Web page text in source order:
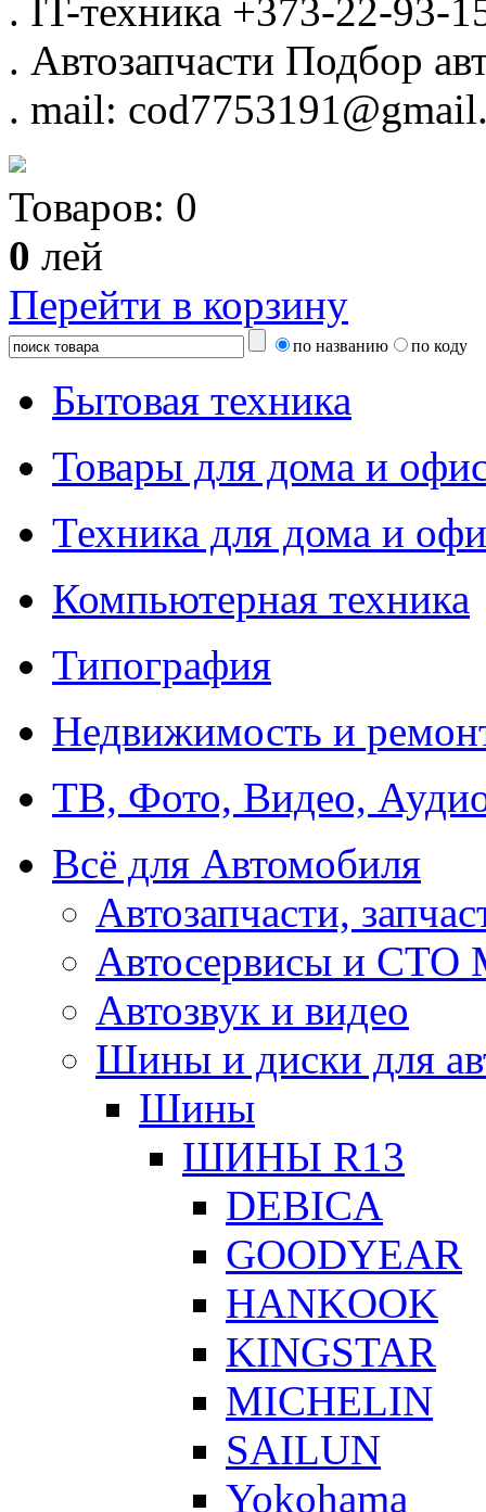
. IT-техника +373-22-93-
. Автозапчасти Подбор
. mail:
Товаров: 0
0 лей
Перейти в корзину
по названию по коду
Бытовая техника
Товары для дома и
Техника для дома и
Компьютерная техника
Типография
Недвижимость и
ТВ, Фото, Видео,
Всё для Автомобиля
Автозапчасти,
Автосервисы и СТО
Автозвук и видео
Шины и диски для
Шины
ШИНЫ R13
DEBICA
GOODYEAR
HANKOOK
KINGSTAR
MICHELIN
SAILUN
Yokohama